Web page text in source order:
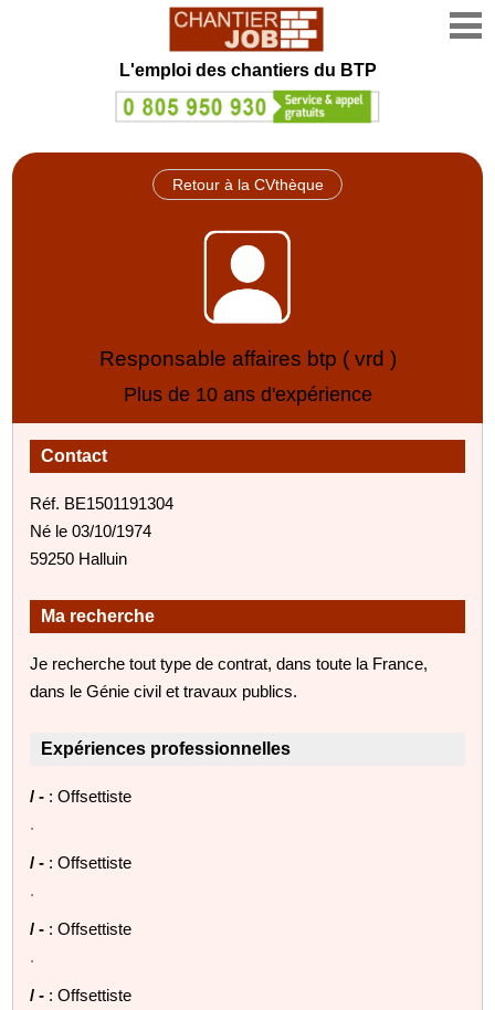
L'emploi des chantiers du BTP
Retour à la CVthèque
Responsable affaires btp ( vrd )
Plus de 10 ans d'expérience
Contact
Réf. BE1501191304
Né le 03/10/1974
59250 Halluin
Ma recherche
Je recherche tout type de contrat, dans toute la France,
dans le Génie civil et travaux publics.
Expériences professionnelles
/ - : Offsettiste
.
/ - : Offsettiste
.
/ - : Offsettiste
.
/ - : Offsettiste